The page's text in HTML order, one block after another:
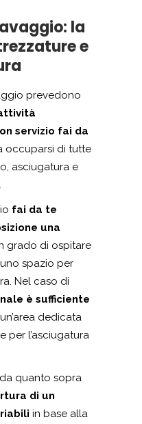
la
e
prevedono
servizio fai da
occuparsi di tutte
asciugatura e
fai da te
una
grado di ospitare
spazio per
Nel caso di
è sufficiente
dedicata
per l’asciugatura
quanto sopra
di un
in base alla